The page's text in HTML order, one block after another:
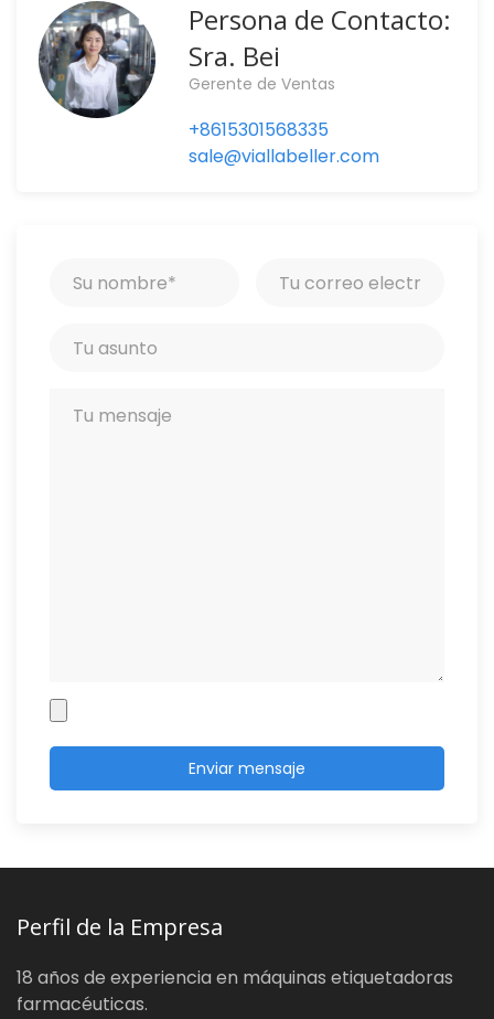
Persona de Contacto:
Sra. Bei
Gerente de Ventas
+8615301568335
sale@viallabeller.com
Perfil de la Empresa
18 años de experiencia en máquinas etiquetadoras
farmacéuticas.